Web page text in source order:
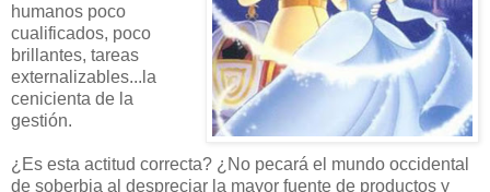
humanos poco
cualificados, poco
brillantes, tareas
externalizables...la
cenicienta de la
gestión.
¿Es esta actitud correcta? ¿No pecará el mundo occidental
de soberbia al despreciar la mayor fuente de productos y